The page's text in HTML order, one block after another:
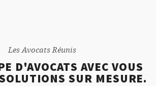
Les Avocats Réunis
D'AVOCATS AVEC VOUS
SUR MESURE.